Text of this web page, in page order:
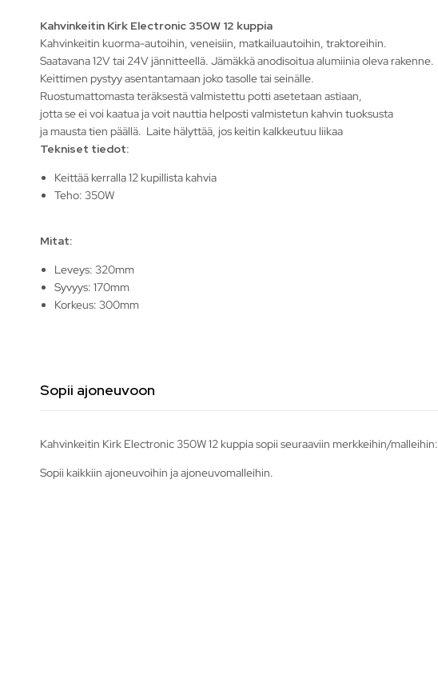
Kahvinkeitin Kirk Electronic 350W 12 kuppia
Kahvinkeitin kuorma-autoihin, veneisiin, matkailuautoihin, traktoreihin.
Saatavana 12V tai 24V jännitteellä. Jämäkkä anodisoitua alumiinia oleva rakenne.
Keittimen pystyy asentantamaan joko tasolle tai seinälle.
Ruostumattomasta teräksestä valmistettu potti asetetaan astiaan,
jotta se ei voi kaatua ja voit nauttia helposti valmistetun kahvin tuoksusta
ja mausta tien päällä. Laite hälyttää, jos keitin kalkkeutuu liikaa
Tekniset tiedot:
Keittää kerralla 12 kupillista kahvia
Teho: 350W
Mitat:
Leveys: 320mm
Syvyys: 170mm
Korkeus: 300mm
Sopii ajoneuvoon
Kahvinkeitin Kirk Electronic 350W 12 kuppia sopii seuraaviin merkkeihin/malleihin:
Sopii kaikkiin ajoneuvoihin ja ajoneuvomalleihin.